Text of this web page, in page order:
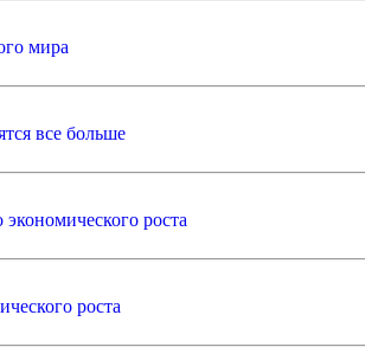
мира
все больше
роста
роста